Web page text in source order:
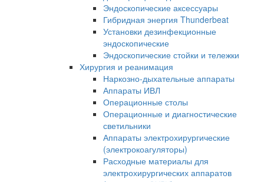
Эндоскопические аксессуары
Гибридная энергия Thunderbeat
Установки дезинфекционные
эндоскопические
Эндоскопические стойки и тележки
Хирургия и реанимация
Наркозно-дыхательные аппараты
Аппараты ИВЛ
Операционные столы
Операционные и диагностические
светильники
Аппараты электрохирургические
(электрокоагуляторы)
Расходные материалы для
электрохирургических аппаратов